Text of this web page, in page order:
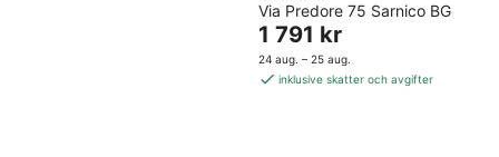
out
of
5
Via Predore 75 Sarnico BG
Priset
är
1 791 kr
1 791 kr
24 aug. – 25 aug.
inklusive skatter och avgifter